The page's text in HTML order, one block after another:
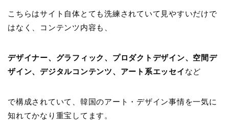
こちらはサイト自体とても洗練されていて見やすいだけで
はなく、コンテンツ内容も、
デザイナー、グラフィック、プロダクトデザイン、空間デ
ザイン、デジタルコンテンツ、アート系エッセイ など
で構成されていて、韓国のアート・デザイン事情を一気に
知れてかなり重宝してます。